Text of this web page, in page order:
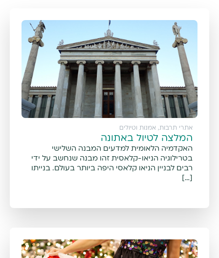
אתרי תרבות, אמנות וטיולים
המלצה לטיול באתונה
האקדמיה הלאומית למדעים המבנה השלישי
בטרילוגיה הניאו-קלאסית זהו מבנה שנחשב על ידי
רבים לבניין הניאו קלאסי היפה ביותר בעולם. בנייתו
[…]